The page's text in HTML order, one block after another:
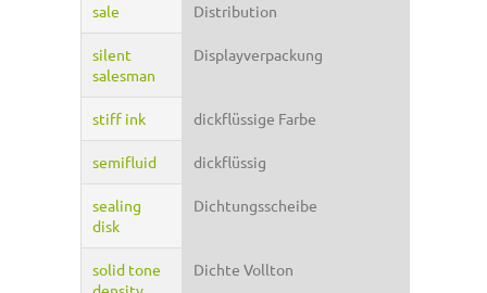
sale Distribution
silent
salesman
Displayverpackung
stiff ink dickflüssige Farbe
semifluid dickflüssig
sealing
disk
Dichtungsscheibe
solid tone
Dichte Vollton